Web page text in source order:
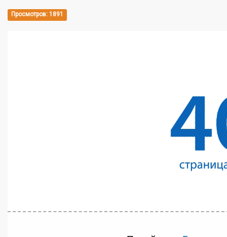
Просмотров: 1891